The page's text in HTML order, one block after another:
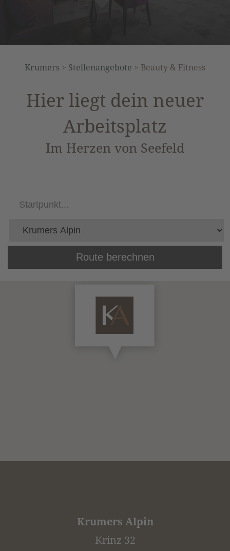
Krumers > Stellenangebote > Beauty & Fitness
Hier liegt dein neuer
Arbeitsplatz
Im Herzen von Seefeld
Krumers Alpin
Krinz 32